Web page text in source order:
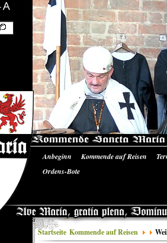
Anbeginn Kommende auf Reisen
Ordens-Bote
Startseite Kommende auf Reisen